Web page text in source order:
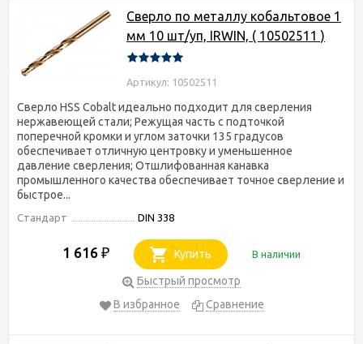
Сверло по металлу кобальтовое 1
мм 10 шт/уп, IRWIN, ( 10502511 )
Артикул: 10502511
Сверло HSS Cobalt идеально подходит для сверления
нержавеющей стали; Режущая часть с подточкой
поперечной кромки и углом заточки 135 градусов
обеспечивает отличную центровку и уменьшенное
давление сверления; Отшлифованная канавка
промышленного качества обеспечивает точное сверление и
быстрое...
Стандарт DIN 338
1 616 ₽ Купить В наличии
Быстрый просмотр
В избранное
Сравнение